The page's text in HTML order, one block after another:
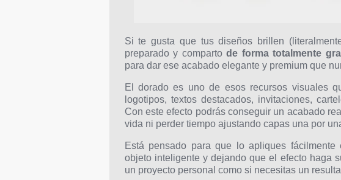
Si te gusta que tus diseños brillen
preparado y comparto de forma totalmente
para dar ese acabado elegante y premium que
El dorado es uno de esos recursos visuales
logotipos, textos destacados, invitaciones,
Con este efecto podrás conseguir un acabado
vida ni perder tiempo ajustando capas una por
Está pensado para que lo apliques
objeto inteligente y dejando que el efecto haga
un proyecto personal como si necesitas un